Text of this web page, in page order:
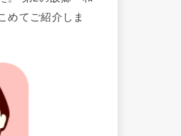
めてご紹介しま